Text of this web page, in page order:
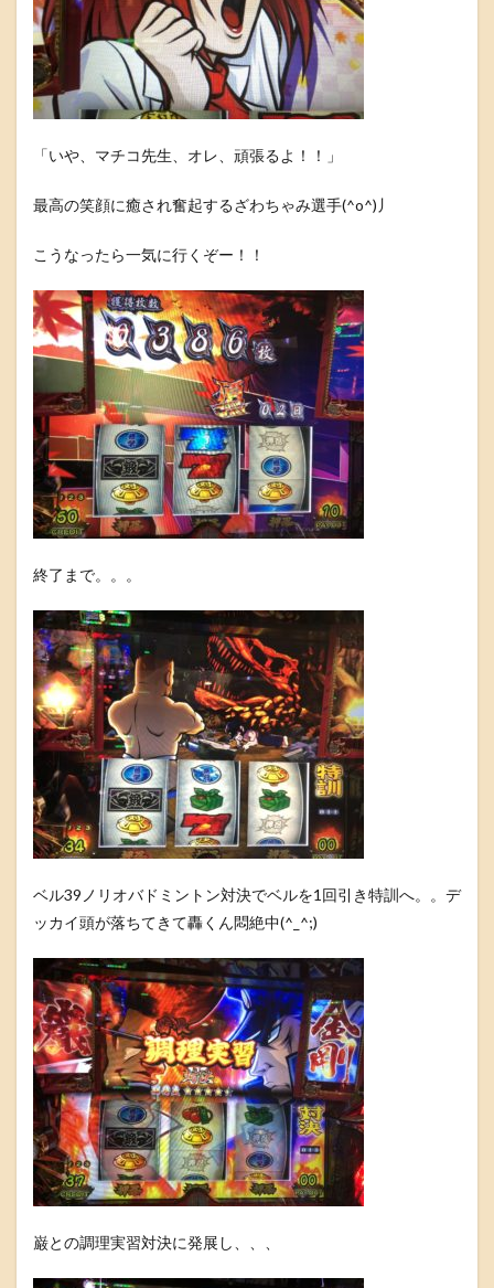
「いや、マチコ先生、オレ、頑張るよ！！」
最高の笑顔に癒され奮起するざわちゃみ選手(^o^)丿
こうなったら一気に行くぞー！！
終了まで。。。
ベル39ノリオバドミントン対決でベルを1回引き特訓へ。。デ
ッカイ頭が落ちてきて轟くん悶絶中(^_^;)
巌との調理実習対決に発展し、、、